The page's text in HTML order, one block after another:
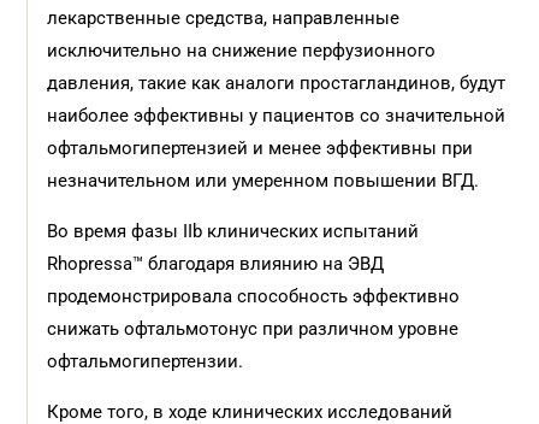
лекарственные средства, направленные
исключительно на снижение перфузионного
давления, такие как аналоги простагландинов, будут
наиболее эффективны у пациентов со значительной
офтальмогипертензией и менее эффективны при
незначительном или умеренном повышении ВГД.
Во время фазы IIb клинических испытаний
Rhopressa™ благодаря влиянию на ЭВД
продемонстрировала способность эффективно
снижать офтальмотонус при различном уровне
офтальмогипертензии.
Кроме того, в ходе клинических исследований